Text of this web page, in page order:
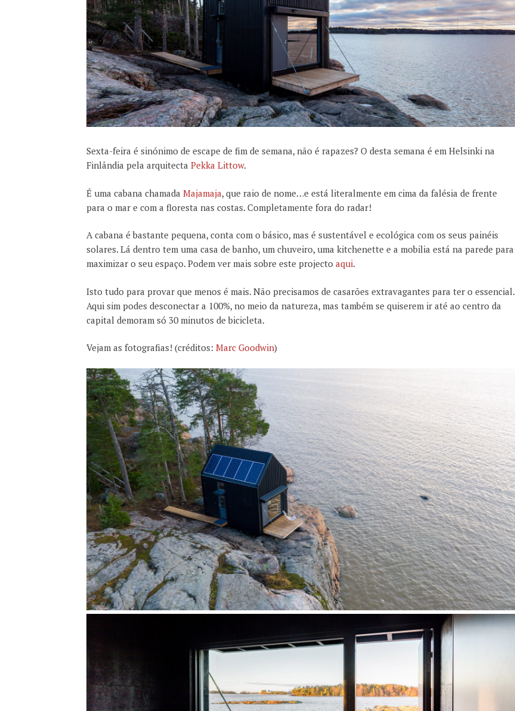
Sexta-feira é sinónimo de escape de fim de semana, não é rapazes? O desta semana é em Helsinki na
Finlândia pela arquitecta Pekka Littow.
É uma cabana chamada Majamaja, que raio de nome…e está literalmente em cima da falésia de frente
para o mar e com a floresta nas costas. Completamente fora do radar!
A cabana é bastante pequena, conta com o básico, mas é sustentável e ecológica com os seus painéis
solares. Lá dentro tem uma casa de banho, um chuveiro, uma kitchenette e a mobilia está na parede para
maximizar o seu espaço. Podem ver mais sobre este projecto aqui.
Isto tudo para provar que menos é mais. Não precisamos de casarões extravagantes para ter o essencial.
Aqui sim podes desconectar a 100%, no meio da natureza, mas também se quiserem ir até ao centro da
capital demoram só 30 minutos de bicicleta.
Vejam as fotografias! (créditos: Marc Goodwin)